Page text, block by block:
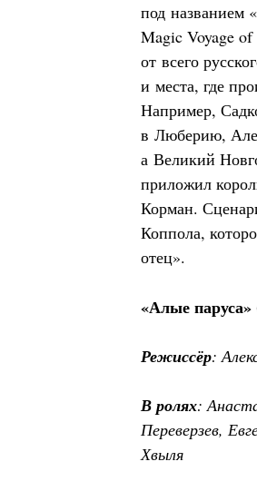
под названием
Magic Voyage
от всего
и места, где
Например,
в Люберию,
а Великий
приложил
Корман.
Коппола,
отец».
«Алые паруса»
Режиссёр:
В ролях:
Переверзев,
Хвыля